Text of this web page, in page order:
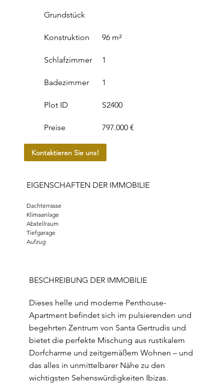
Grundstück
Konstruktion 96 m²
Schlafzimmer
Badezimmer
1
1
Plot ID
Preise
S2400
797.000 €
Kontaktieren Sie uns!
EIGENSCHAFTEN DER IMMOBILIE
Dachterrasse
Klimaanlage
Abstellraum
Tiefgarage
Aufzug
BESCHREIBUNG DER IMMOBILIE
Dieses helle und moderne Penthouse-
Apartment befindet sich im pulsierenden und
begehrten Zentrum von Santa Gertrudis und
bietet die perfekte Mischung aus rustikalem
Dorfcharme und zeitgemäßem Wohnen – und
das alles in unmittelbarer Nähe zu den
wichtigsten Sehenswürdigkeiten Ibizas.